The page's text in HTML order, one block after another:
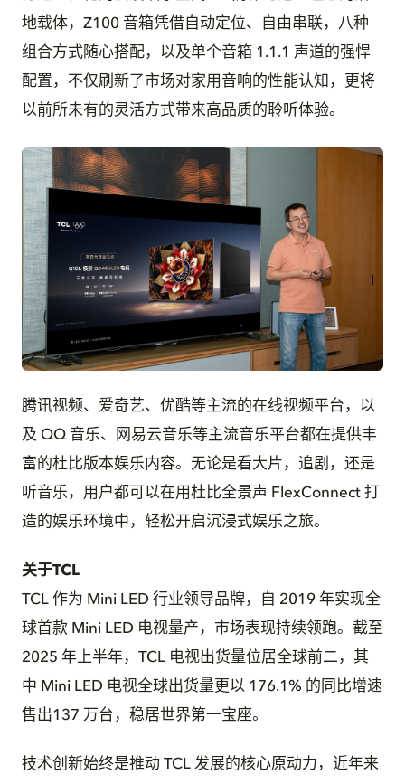
地载体，Z100 音箱凭借自动定位、自由串联，八种
组合方式随心搭配，以及单个音箱 1.1.1 声道的强悍
配置，不仅刷新了市场对家用音响的性能认知，更将
以前所未有的灵活方式带来高品质的聆听体验。
JPG
腾讯视频、爱奇艺、优酷等主流的在线视频平台，以
及 QQ 音乐、网易云音乐等主流音乐平台都在提供丰
富的杜比版本娱乐内容。无论是看大片，追剧，还是
听音乐，用户都可以在用杜比全景声 FlexConnect 打
造的娱乐环境中，轻松开启沉浸式娱乐之旅。
关于TCL
TCL 作为 Mini LED 行业领导品牌，自 2019 年实现全
球首款 Mini LED 电视量产，市场表现持续领跑。截至
2025 年上半年，TCL 电视出货量位居全球前二，其
中 Mini LED 电视全球出货量更以 176.1% 的同比增速
售出137 万台，稳居世界第一宝座。
技术创新始终是推动 TCL 发展的核心原动力，近年来